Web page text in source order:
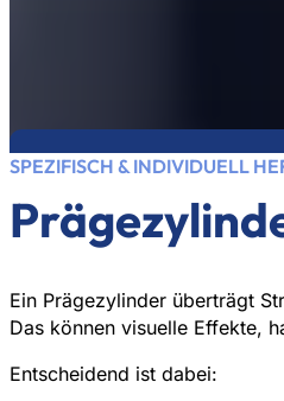
SPEZIFISCH & INDIVIDUELL
Ein Prägezylinder überträgt
Das können visuelle Effekte,
Entscheidend ist dabei: